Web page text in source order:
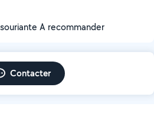
A recommander
Contacter